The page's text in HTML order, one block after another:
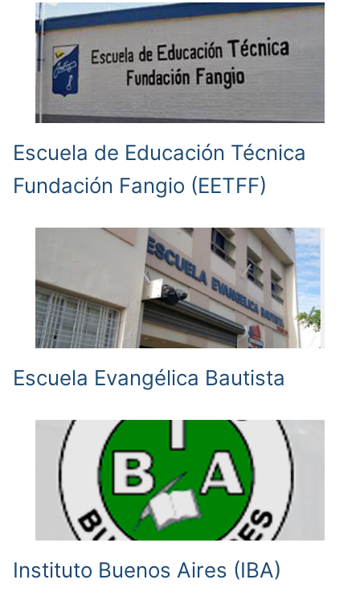
Escuela de Educación Técnica
Fundación Fangio (EETFF)
Escuela Evangélica Bautista
Instituto Buenos Aires (IBA)